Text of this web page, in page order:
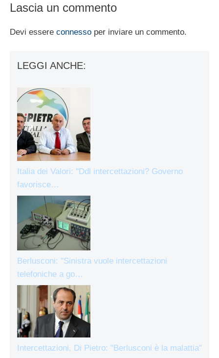
Lascia un commento
Devi essere connesso per inviare un commento.
LEGGI ANCHE:
Italia dei Valori: "Ddl intercettazioni? Governo
favorisce…
Berlusconi: "Sinistra vuole intercettazioni
telefoniche a go…
Intercettazioni, Di Pietro: "Berlusconi è la malattia"